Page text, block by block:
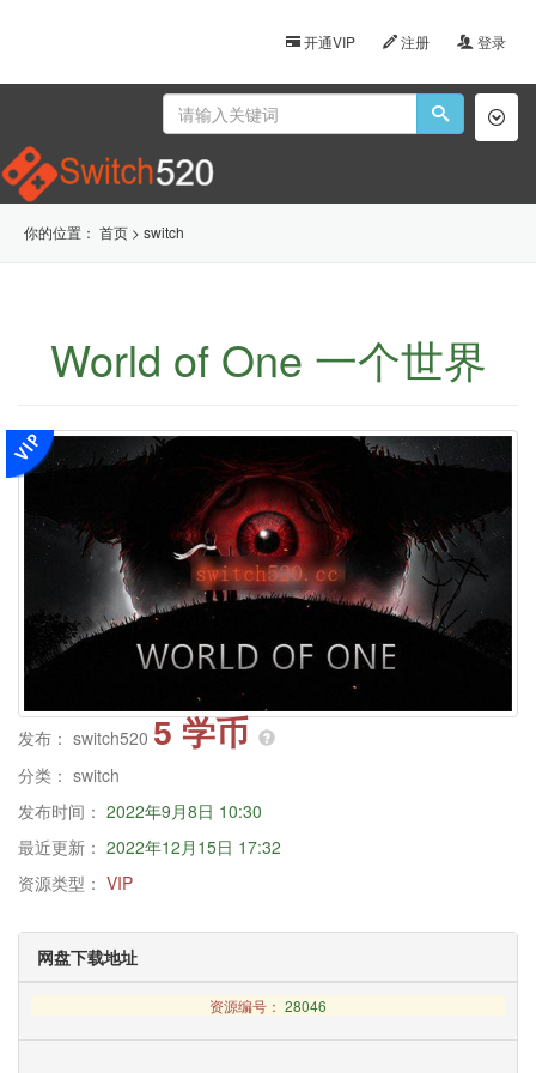
开通VIP 注册 登录
你的位置： 首页 > switch
World of One 一个世界
发布： switch520 5 学币
分类： switch
发布时间： 2022年9月8日 10:30
最近更新： 2022年12月15日 17:32
资源类型： VIP
网盘下载地址
资源编号： 28046